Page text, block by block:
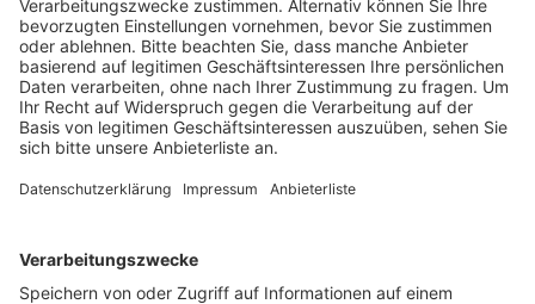
lebensgefährlich verletzt.
Veröffentlicht:Donnerstag, 11.04.2024 18:09
Anzeige
Der 68-Jährige sei an einer Fußgängerampel von der
worden. Die Maschine sei dann mit einem Ampelmast
kollidiert, wobei auch der Fahrer der Maschine verletzt